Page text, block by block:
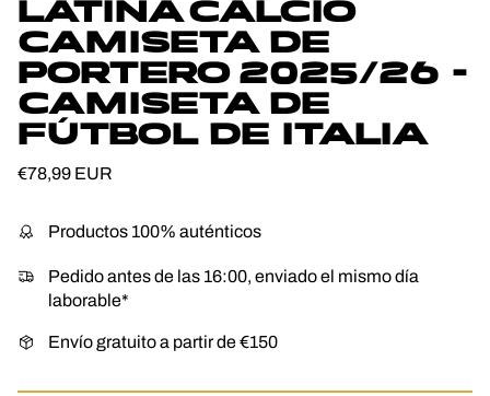
LATINA CALCIO
CAMISETA DE
PORTERO 2025/26 -
CAMISETA DE
FÚTBOL DE ITALIA
Precio normal
€78,99 EUR
Productos 100% auténticos
Pedido antes de las 16:00, enviado el mismo día
laborable*
Envío gratuito a partir de €150